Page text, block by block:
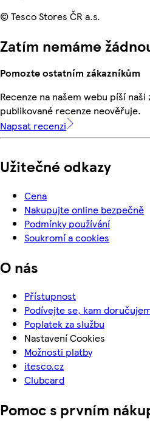
© Tesco Stores ČR a.s.
Zatím nemáme
Pomozte ostatním zákazníkům
Recenze na našem webu píší naši
publikované recenze neověřuje.
Napsat recenzi
Užitečné odkazy
Cena
Nakupujte online bezpečně
Podmínky používání
Soukromí a cookies
O nás
Přístupnost
Podívejte se, kam
Poplatek za službu
Nastavení Cookies
Možnosti platby
itesco.cz
Clubcard
Pomoc s prvním